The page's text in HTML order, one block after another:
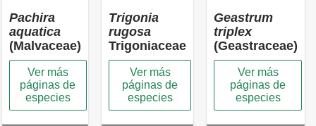
Pachira
aquatica
(Malvaceae)
Ver más
páginas de
especies
Trigonia
rugosa
Trigoniaceae
Ver más
páginas de
especies
Geastrum
triplex
(Geastraceae)
Ver más
páginas de
especies